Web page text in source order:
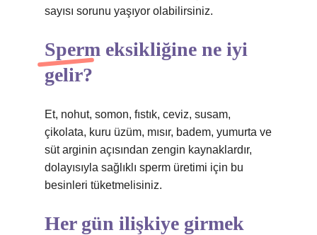
sayısı sorunu yaşıyor olabilirsiniz.
Sperm eksikliğine ne iyi
gelir?
Et, nohut, somon, fıstık, ceviz, susam,
çikolata, kuru üzüm, mısır, badem, yumurta ve
süt arginin açısından zengin kaynaklardır,
dolayısıyla sağlıklı sperm üretimi için bu
besinleri tüketmelisiniz.
Her gün ilişkiye girmek